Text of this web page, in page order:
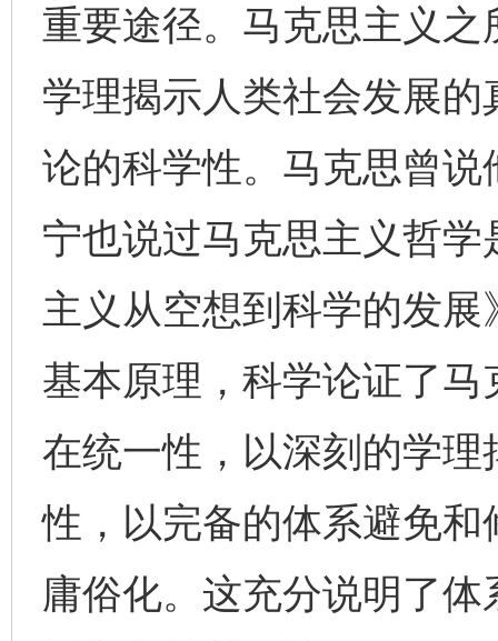
重要途径。马克思主义
学理揭示人类社会发展
论的科学性。马克思曾
宁也说过马克思主义哲
主义从空想到科学的发
基本原理，科学论证了
在统一性，以深刻的学
性，以完备的体系避免
庸俗化。这充分说明了